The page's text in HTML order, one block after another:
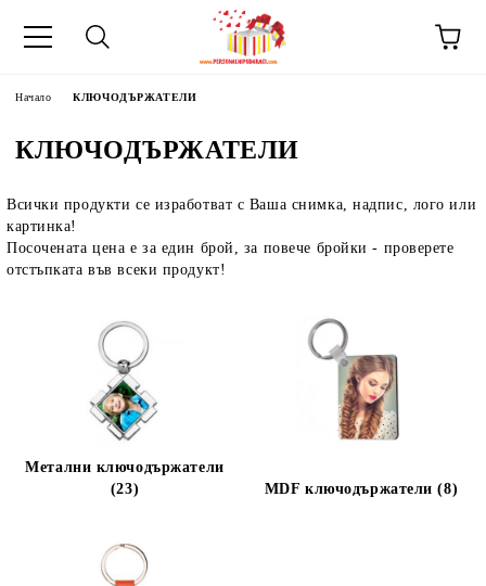
Начало КЛЮЧОДЪРЖАТЕЛИ
КЛЮЧОДЪРЖАТЕЛИ
Всички продукти се изработват с Ваша снимка, надпис, лого или
картинка!
Посочената цена е за един брой, за повече бройки - проверете
отстъпката във всеки продукт!
Метални ключодържатели
(23)
MDF ключодържатели (8)